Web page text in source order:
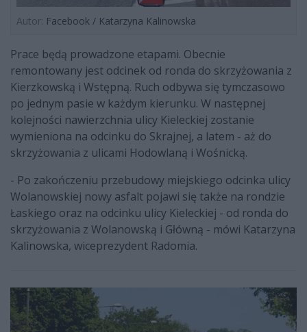
Autor: Facebook / Katarzyna Kalinowska
Prace będą prowadzone etapami. Obecnie
remontowany jest odcinek od ronda do skrzyżowania z
Kierzkowską i Wstępną. Ruch odbywa się tymczasowo
po jednym pasie w każdym kierunku. W następnej
kolejności nawierzchnia ulicy Kieleckiej zostanie
wymieniona na odcinku do Skrajnej, a latem - aż do
skrzyżowania z ulicami Hodowlaną i Wośnicką.
- Po zakończeniu przebudowy miejskiego odcinka ulicy
Wolanowskiej nowy asfalt pojawi się także na rondzie
Łaskiego oraz na odcinku ulicy Kieleckiej - od ronda do
skrzyżowania z Wolanowską i Główną - mówi Katarzyna
Kalinowska, wiceprezydent Radomia.